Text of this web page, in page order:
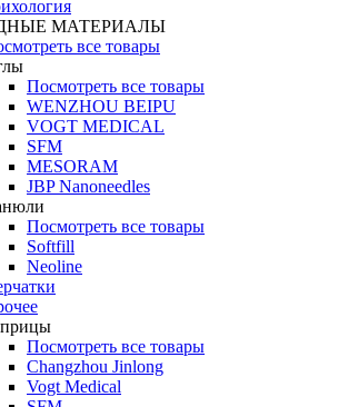
МАТЕРИАЛЫ
все товары
Посмотреть все товары
WENZHOU BEIPU
VOGT MEDICAL
SFM
MESORAM
JBP Nanoneedles
Посмотреть все товары
Softfill
Neoline
Посмотреть все товары
Changzhou Jinlong
Vogt Medical